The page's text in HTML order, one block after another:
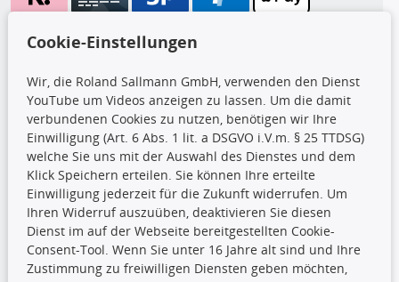
CARAT Gruppe
Folge uns
Cookie-Einstellungen
Wir, die Roland Sallmann GmbH, verwenden den Dienst
YouTube um Videos anzeigen zu lassen. Um die damit
verbundenen Cookies zu nutzen, benötigen wir Ihre
Einwilligung (Art. 6 Abs. 1 lit. a DSGVO i.V.m. § 25 TTDSG)
welche Sie uns mit der Auswahl des Dienstes und dem
Klick Speichern erteilen. Sie können Ihre erteilte
Einwilligung jederzeit für die Zukunft widerrufen. Um
Ihren Widerruf auszuüben, deaktivieren Sie diesen
Dienst im auf der Webseite bereitgestellten Cookie-
Consent-Tool. Wenn Sie unter 16 Jahre alt sind und Ihre
Zustimmung zu freiwilligen Diensten geben möchten,